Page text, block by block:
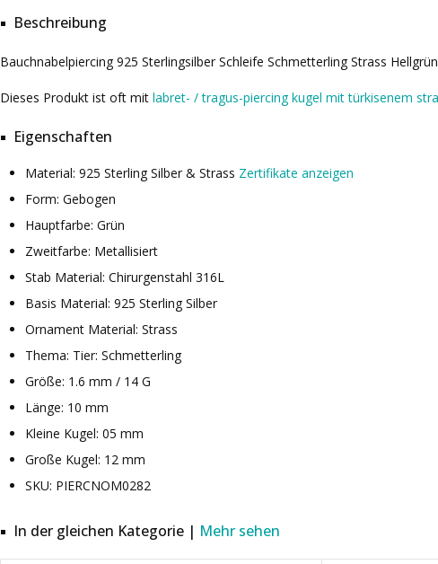
Beschreibung
Bauchnabelpiercing 925 Sterlingsilber Schleife Schmetterling Strass
Dieses Produkt ist oft mit labret- / tragus-piercing kugel mit türkisenem
Eigenschaften
Material: 925 Sterling Silber & Strass Zertifikate anzeigen
Form: Gebogen
Hauptfarbe: Grün
Zweitfarbe: Metallisiert
Stab Material: Chirurgenstahl 316L
Basis Material: 925 Sterling Silber
Ornament Material: Strass
Thema: Tier: Schmetterling
Größe: 1.6 mm / 14 G
Länge: 10 mm
Kleine Kugel: 05 mm
Große Kugel: 12 mm
SKU: PIERCNOM0282
In der gleichen Kategorie | Mehr sehen